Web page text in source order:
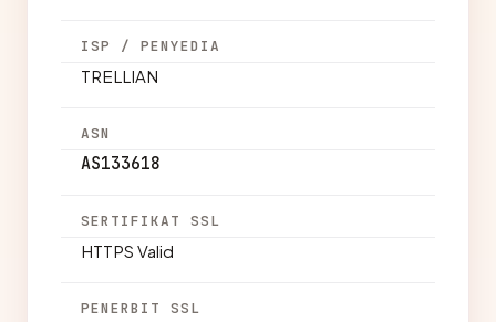
ISP / PENYEDIA
TRELLIAN
ASN
AS133618
SERTIFIKAT SSL
HTTPS Valid
PENERBIT SSL